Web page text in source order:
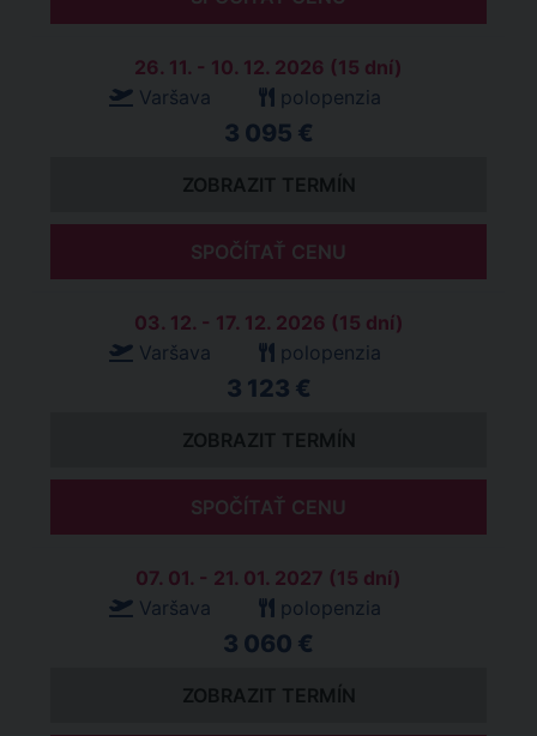
26. 11. - 10. 12. 2026 (15 dní)
Varšava
polopenzia
3 095 €
ZOBRAZIT TERMÍN
SPOČÍTAŤ CENU
03. 12. - 17. 12. 2026 (15 dní)
Varšava
polopenzia
3 123 €
ZOBRAZIT TERMÍN
SPOČÍTAŤ CENU
07. 01. - 21. 01. 2027 (15 dní)
Varšava
polopenzia
3 060 €
ZOBRAZIT TERMÍN